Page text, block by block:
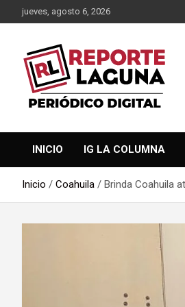
Saltar
al
jueves, agosto 6, 2026
Reporte
INICIO IG LA COLUMNA
Inicio Coahuila Brinda Coahuila